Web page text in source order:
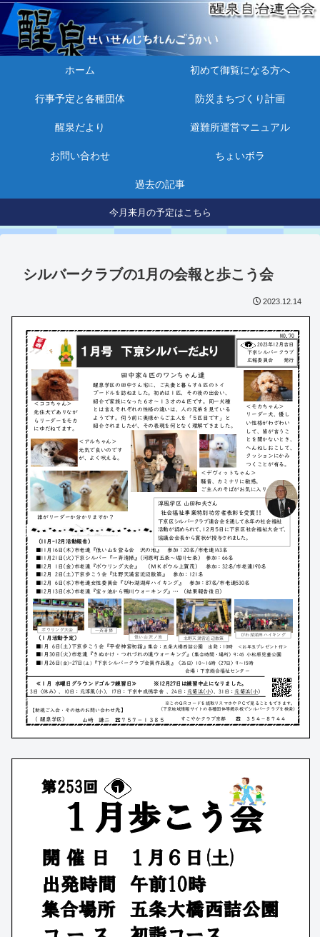
ホーム 初めて御覧になる方へ
行事予定と各種団体 防災まちづくり計画
醒泉だより 避難所運営マニュアル
お問い合わせ ちょいボラ
過去の記事
今月来月の予定はこちら
シルバークラブの1月の会報と歩こう会
2023.12.14